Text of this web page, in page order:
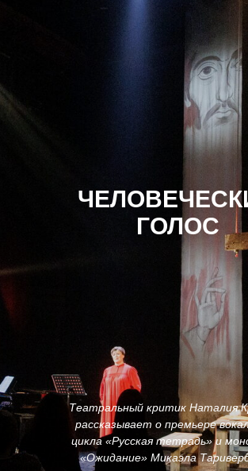
ГОЛОС
Театральный критик Наталия
рассказывает о премьере
цикла «Русская тетрадь» и
«Ожидание» Микаэла